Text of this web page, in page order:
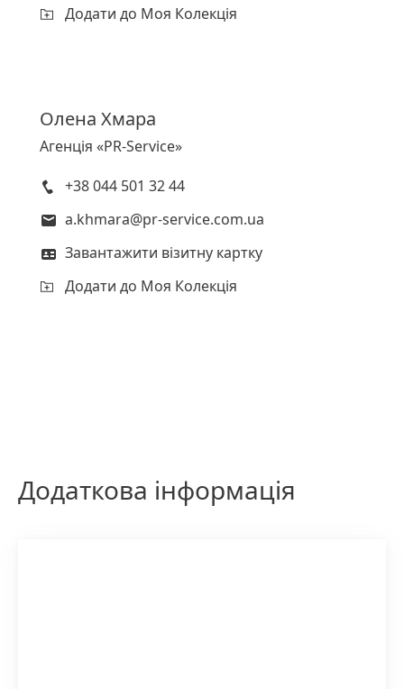
Додати до Моя Колекція
Олена Хмара
Агенція «PR-Service»
+38 044 501 32 44
a.khmara@pr-service.com.ua
Завантажити візитну картку
Додати до Моя Колекція
Додаткова інформація